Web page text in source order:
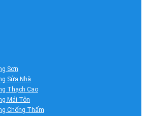
Sơn
Sửa Nhà
Thạch Cao
Mái Tôn
Chống Thấm